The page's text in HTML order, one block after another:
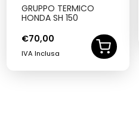
GRUPPO TERMICO
HONDA SH 150
€70,00
IVA Inclusa